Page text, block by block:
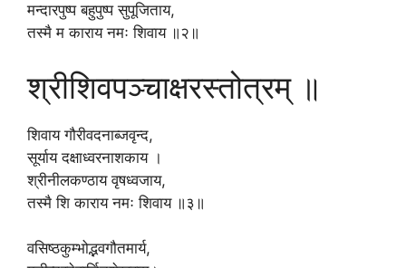
मन्दारपुष्प बहुपुष्प सुपूजिताय,
तस्मै म काराय नमः शिवाय ॥२॥
श्रीशिवपञ्चाक्षरस्तोत्रम् ॥
शिवाय गौरीवदनाब्जवृन्द,
सूर्याय दक्षाध्वरनाशकाय ।
श्रीनीलकण्ठाय वृषध्वजाय,
तस्मै शि काराय नमः शिवाय ॥३॥
वसिष्ठकुम्भोद्भवगौतमार्य,